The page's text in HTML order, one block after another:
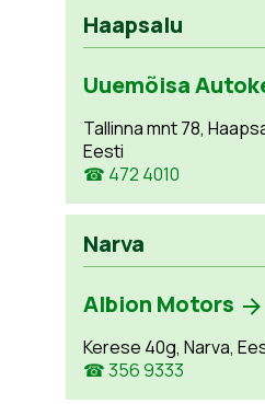
Haapsalu
Uuemõisa
Tallinna mnt 78,
Eesti
☎ 472 4010
Narva
Albion Motors
Kerese 40g, Narva,
☎ 356 9333